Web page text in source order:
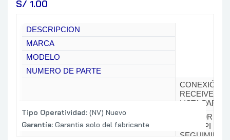
S/ 1.00
DESCRIPCION
MARCA
MODELO
NUMERO DE PARTE
CONEXIÓN
RECEIVER)
LISTA PARA
SENSOR
1200 DPI
Tipo Operatividad: (NV) Nuevo
Garantía: Garantia solo del fabricante